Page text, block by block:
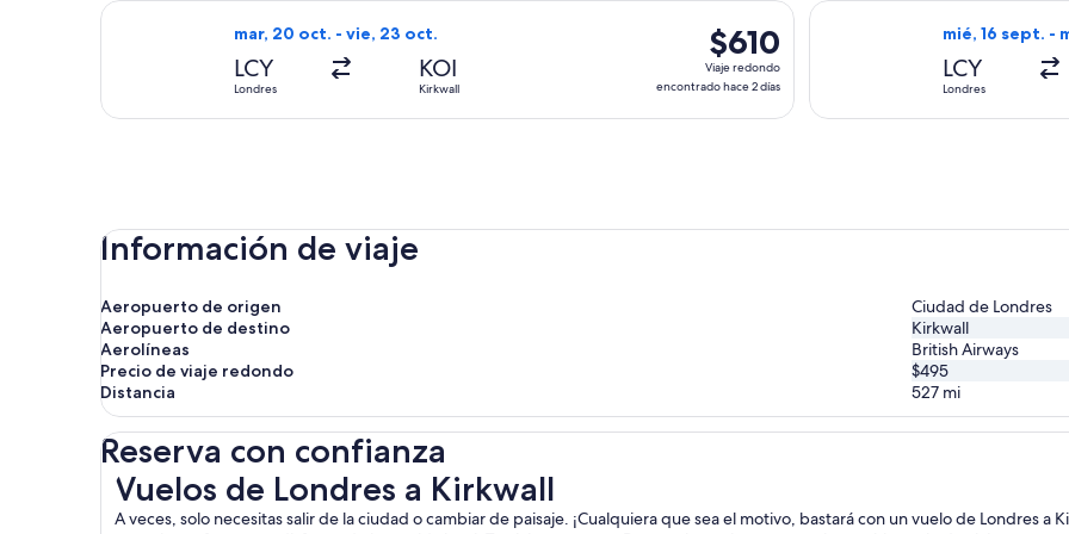
2
días
mar, 20 oct. - vie, 23 oct.
LCY
Londres
KOI
Kirkwall
$610
Viaje
redondo,
encontrado
$610
Viaje redondo
encontrado hace 2 días
Seleccionar vuelo de British Airways, con salida el mar, 20 oct. desde Londres hacia Kirkwall,
mié, 16 sept. -
LCY
Londres
Seleccionar
Información de viaje
Aeropuerto de origen
Ciudad de Londres
Aeropuerto de destino
Kirkwall
Aerolíneas
British Airways
Precio de viaje redondo
$495
Distancia
527 mi
Reserva con confianza
Vuelos de Londres a Kirkwall
A veces, solo necesitas salir de la ciudad o cambiar de paisaje. ¡Cualquiera que sea el motivo, bastará con un vuelo de Londres a
Vuelos de Londres a Kirkwall